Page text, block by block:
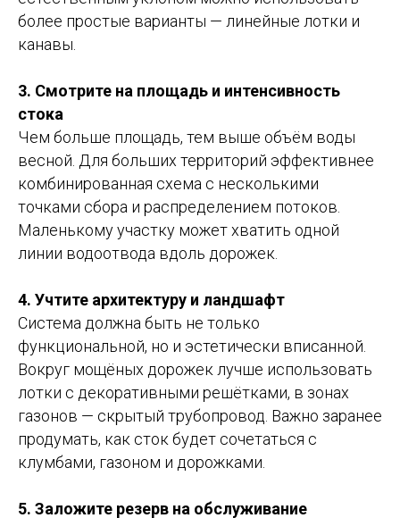
более простые варианты — линейные лотки и
канавы.
3. Смотрите на площадь и интенсивность
стока
Чем больше площадь, тем выше объём воды
весной. Для больших территорий эффективнее
комбинированная схема с несколькими
точками сбора и распределением потоков.
Маленькому участку может хватить одной
линии водоотвода вдоль дорожек.
4. Учтите архитектуру и ландшафт
Система должна быть не только
функциональной, но и эстетически вписанной.
Вокруг мощёных дорожек лучше использовать
лотки с декоративными решётками, в зонах
газонов — скрытый трубопровод. Важно заранее
продумать, как сток будет сочетаться с
клумбами, газоном и дорожками.
5. Заложите резерв на обслуживание